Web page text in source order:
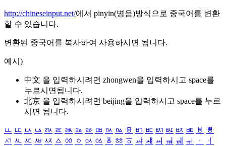
http://chineseinput.net/에서 pinyin(병음)방식으로 중국어를 변환
할 수 있습니다.
변환된 중국어를 복사하여 사용하시면 됩니다.
예시)
中文 을 입력하시려면 zhongwen을 입력하시고 space를
누르시면됩니다.
北京 을 입력하시려면 beijing을 입력하시고 space를 누르
시면 됩니다.
ㅥ ㅦ ㅧ ㅨ ㅩ ㅪ ㅫ ㅬ ㅭ ㅮ ㅯ ㅰ ㅱ ㅲ ㅳ ㅴ ㅵ ㅶ ㅷ ㅸ
ㅹ
ㅺ ㅻ ㅼ ㅽ ㅾ ㅿ ㆀ ㆁ ㆂ ㆃ ㆄ ㆅ ㆆ ㆇ ㆈ ㆉ ㆊ ㆋ ㆌ ㆍ
ㆎ